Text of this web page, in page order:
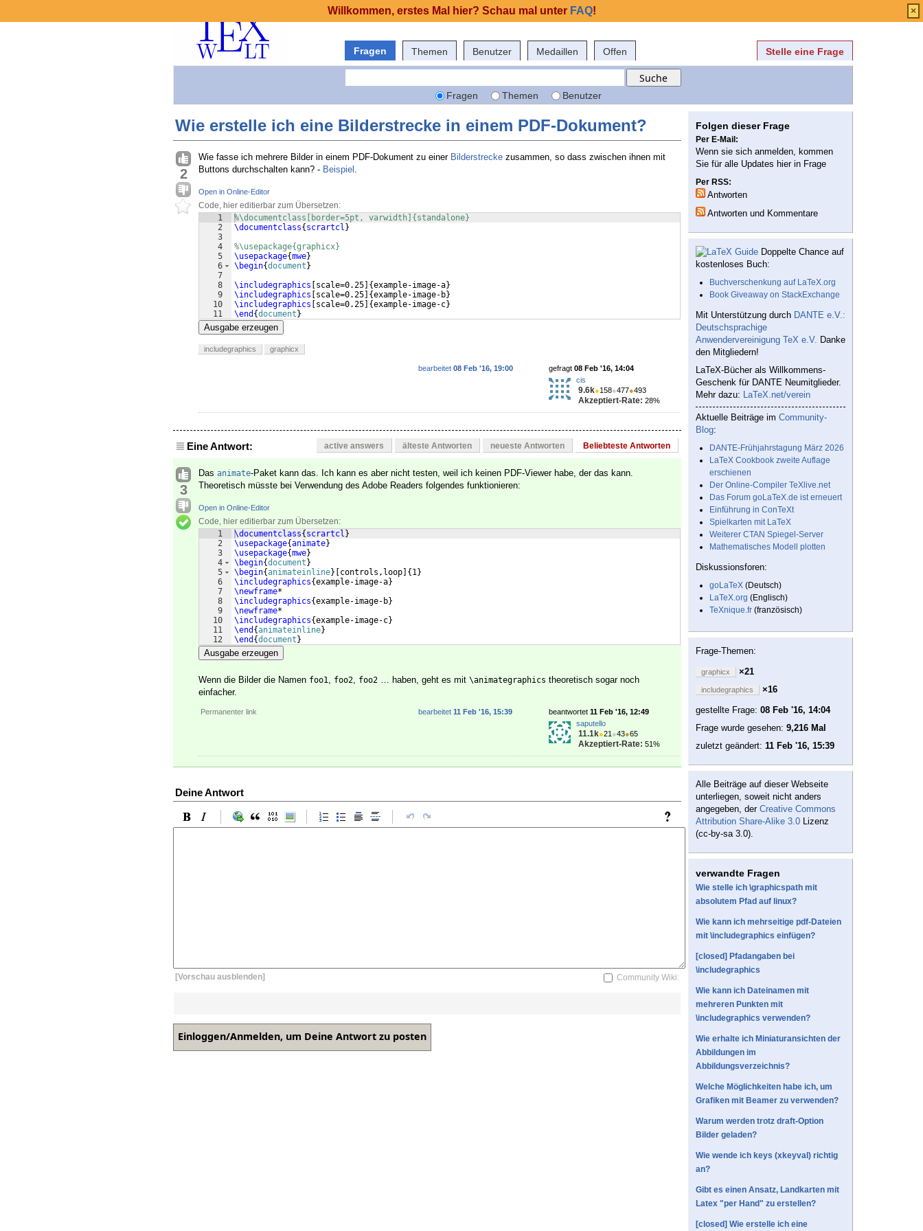
Fragen Themen Benutzer Medaillen Offen Stelle eine Frage
Fragen Themen Benutzer
Wie erstelle ich eine Bilderstrecke in einem PDF-Dokument?
2
Wie fasse ich mehrere Bilder in einem PDF-Dokument zu einer Bilderstrecke zusammen, so dass zwischen ihnen mit
Buttons durchschalten kann? - Beispiel .
Open in Online-Editor
Code, hier editierbar zum Übersetzen:
1
2
3
4
5
6
7
8
9
10
11
%\documentclass[border=5pt, varwidth]{standalone}
\documentclass{ scrartcl }
%\usepackage{graphicx}
\usepackage{mwe}
\begin{document }
\includegraphics
scale=0.25 {example-image-a}
\includegraphics
scale=0.25 {example-image-b}
\includegraphics
scale=0.25 {example-image-c}
\end {document }
Ausgabe erzeugen
includegraphics graphicx
gefragt 08 Feb '16, 14:04
cis
9.6k●158●477●493
Akzeptiert-Rate: 28%
bearbeitet 08 Feb '16, 19:00
Eine Antwort: active answers älteste Antworten neueste Antworten Beliebteste Antworten
3
Das animate-Paket kann das. Ich kann es aber nicht testen, weil ich keinen PDF-Viewer habe, der das kann.
Theoretisch müsste bei Verwendung des Adobe Readers folgendes funktionieren:
Open in Online-Editor
Code, hier editierbar zum Übersetzen:
1
2
3
4
5
6
7
8
9
10
11
12
\documentclass{ scrartcl }
\usepackage{animate}
\usepackage{mwe}
\begin{document }
\begin{animateinline} controls,loop { 1}
\includegraphics{example-image-a}
\newframe*
\includegraphics{example-image-b}
\newframe*
\includegraphics{example-image-c}
\end {animateinline}
\end {document }
Ausgabe erzeugen
Wenn die Bilder die Namen foo1, foo2, foo2 … haben, geht es mit \animategraphics theoretisch sogar noch
einfacher.
Permanenter link beantwortet 11 Feb '16, 12:49
saputello
11.1k●21 ●43●65
Akzeptiert-Rate: 51%
bearbeitet 11 Feb '16, 15:39
Deine Antwort
[Vorschau ausblenden] Community Wiki:
Folgen dieser Frage
Per E-Mail:
Wenn sie sich anmelden, kommen
Sie für alle Updates hier in Frage
Per RSS:
Antworten
Antworten und Kommentare
Doppelte Chance auf
kostenloses Buch:
Buchverschenkung auf LaTeX.org
Book Giveaway on StackExchange
Mit Unterstützung durch DANTE e.V.:
Deutschsprachige
Anwendervereinigung TeX e.V. Danke
den Mitgliedern!
LaTeX-Bücher als Willkommens-
Geschenk für DANTE Neumitglieder.
Mehr dazu: LaTeX.net/verein
Aktuelle Beiträge im Community-
Blog:
DANTE-Frühjahrstagung März 2026
LaTeX Cookbook zweite Auflage
erschienen
Der Online-Compiler TeXlive.net
Das Forum goLaTeX.de ist erneuert
Einführung in ConTeXt
Spielkarten mit LaTeX
Weiterer CTAN Spiegel-Server
Mathematisches Modell plotten
Diskussionsforen:
goLaTeX (Deutsch)
LaTeX.org (Englisch)
TeXnique.fr (französisch)
Frage-Themen:
graphicx ×21
includegraphics
×16
gestellte Frage: 08 Feb '16, 14:04
Frage wurde gesehen: 9,216 Mal
zuletzt geändert: 11 Feb '16, 15:39
Alle Beiträge auf dieser Webseite
unterliegen, soweit nicht anders
angegeben, der Creative Commons
Attribution Share-Alike 3.0 Lizenz
(cc-by-sa 3.0).
verwandte Fragen
Wie stelle ich \graphicspath mit
absolutem Pfad auf linux?
Wie kann ich mehrseitige pdf-Dateien
mit \includegraphics einfügen?
[closed] Pfadangaben bei
\includegraphics
Wie kann ich Dateinamen mit
mehreren Punkten mit
\includegraphics verwenden?
Wie erhalte ich Miniaturansichten der
Abbildungen im
Abbildungsverzeichnis?
Welche Möglichkeiten habe ich, um
Grafiken mit Beamer zu verwenden?
Warum werden trotz draft-Option
Bilder geladen?
Wie wende ich keys (xkeyval) richtig
an?
Gibt es einen Ansatz, Landkarten mit
Latex "per Hand" zu erstellen?
[closed] Wie erstelle ich eine
Willkommen, erstes Mal hier? Schau mal unter FAQ! ×